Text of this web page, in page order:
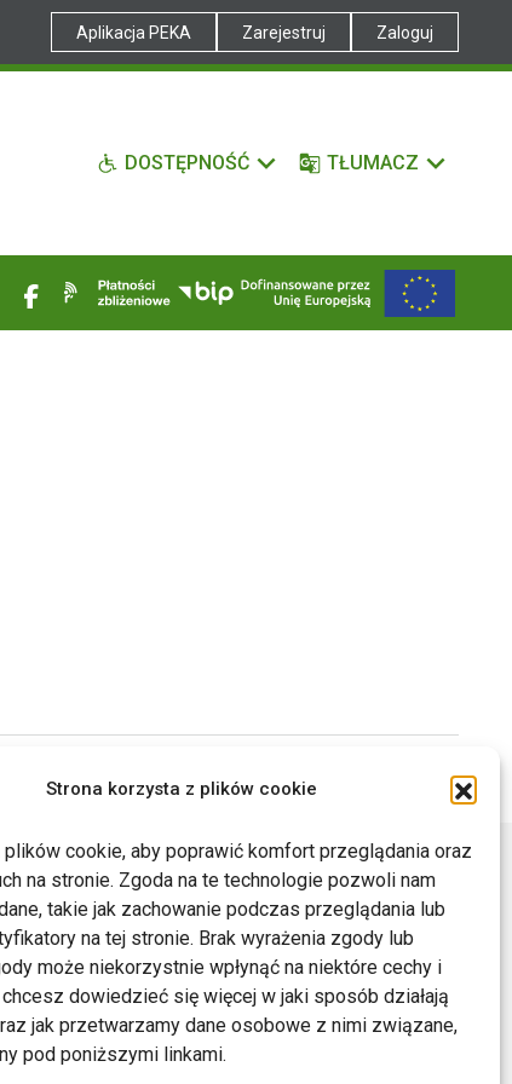
Strona korzysta z plików cookie
plików cookie, aby poprawić komfort przeglądania oraz
na stronie. Zgoda na te technologie pozwoli nam
takie jak zachowanie podczas przeglądania lub
na tej stronie. Brak wyrażenia zgody lub
może niekorzystnie wpłynąć na niektóre cechy i
dowiedzieć się więcej w jaki sposób działają
jak przetwarzamy dane osobowe z nimi związane,
pod poniższymi linkami.
Aplikacja PEKA Zarejestruj Zaloguj
DOSTĘPNOŚĆ TŁUMACZ